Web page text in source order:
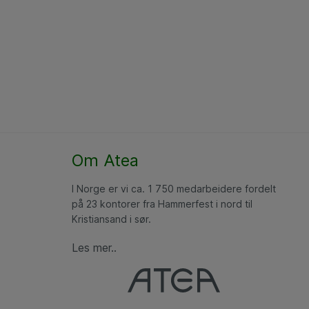
Om Atea
I Norge er vi ca. 1 750 medarbeidere fordelt
på 23 kontorer fra Hammerfest i nord til
Kristiansand i sør.
Les mer..